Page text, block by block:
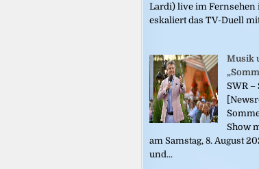
Lardi) live im
eskaliert das TV-Duell
Musik
SWR
Show
am Samstag, 8. August
und...